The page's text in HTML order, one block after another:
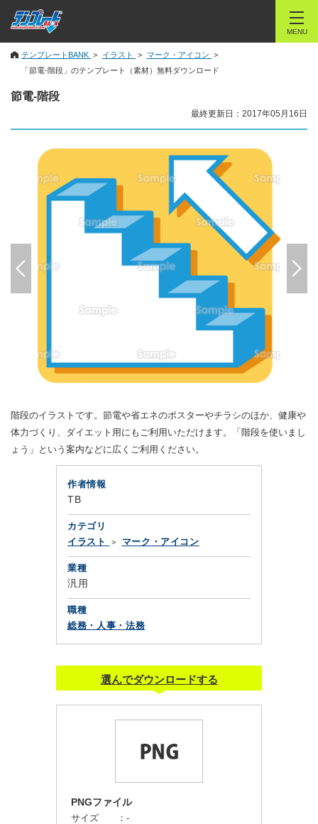
MENU
テンプレートBANK イラスト
マーク・アイコン
「節電-階段」のテンプレート（素材）無料ダウンロード
節電-階段
最終更新日：2017年05月16日
階段のイラストです。節電や省エネのポスターやチラシのほか、健康や
体力づくり、ダイエット用にもご利用いただけます。「階段を使いまし
ょう」という案内などに広くご利用ください。
作者情報
TB
カテゴリ
イラスト
マーク・アイコン
業種
汎用
職種
総務・人事・法務
選んでダウンロードする
PNGファイル
サイズ ： -